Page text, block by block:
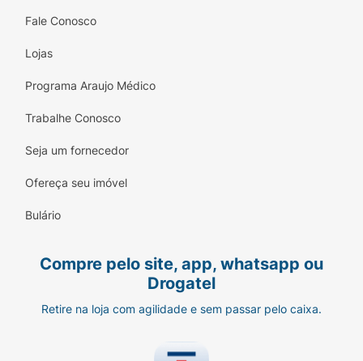
Fale Conosco
Lojas
Programa Araujo Médico
Trabalhe Conosco
Seja um fornecedor
Ofereça seu imóvel
Bulário
Compre pelo site, app, whatsapp ou
Drogatel
Retire na loja com agilidade e sem passar pelo caixa.